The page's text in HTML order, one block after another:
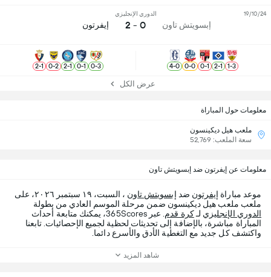
معلومات حول المباراة
ملعب هيل ديكينسون
سعة الملعب: 52,769
إبسويتش تاون
الدوري الإنجليزي
0 - 2 إيفرتون
19/10/24
3
-
1
1
-
2
1
-
0
0
-
0
0
-
4
3
-
0
1
-
0
1
-
2
2
-
0
1
-
2
عرض الكل
معلومات عن إيفرتون ضد إبسويتش تاون
موعد مباراة إيفرتون ضد إبسويتش تاون
، السبت، ١٩ سبتمبر ٢٠٢٦، على
ملعب ملعب هيل ديكينسون ضمن مرحلة الموسم العادي من بطولة
الدوري الإنجليزي لـكرة قدم
. عبر 365Scores، يمكنك متابعة أحداث
المباراة مباشرة، بالإضافة إلى تحديثات لحظية لجميع الإحصائيات. تابعنا
واكتشف كل جديد مع التغطية الأدق والأسرع دائما.
شاهد المزيد